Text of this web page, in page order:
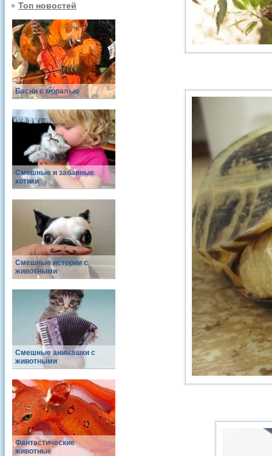
Топ новостей
Басни с моралью
Смешные и забавные
котики
Смешные истории с
животными
Смешные анимашки с
животными
Фантастические
животные